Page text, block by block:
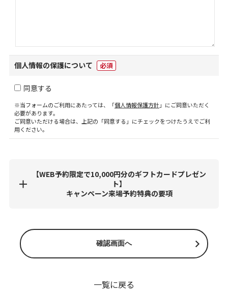
個人情報の保護について 必須
同意する
※当フォームのご利用にあたっては、「個人情報保護方針」にご同意いただく
必要があります。
ご同意いただける場合は、上記の「同意する」にチェックをつけたうえでご利
用ください。
【WEB予約限定で10,000円分のギフトカードプレゼン
ト】
キャンペーン来場予約特典の要項
一覧に戻る